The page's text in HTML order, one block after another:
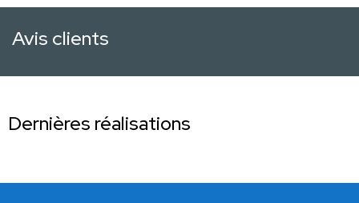
Avis clients
Dernières réalisations